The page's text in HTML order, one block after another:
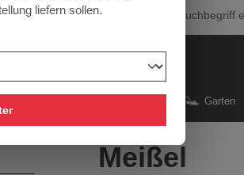
Garten
Meißel
liefern sollen.